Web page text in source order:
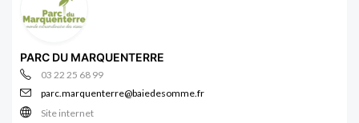
PARC DU MARQUENTERRE
03 22 25 68 99
parc.marquenterre@baiedesomme.fr
Site internet